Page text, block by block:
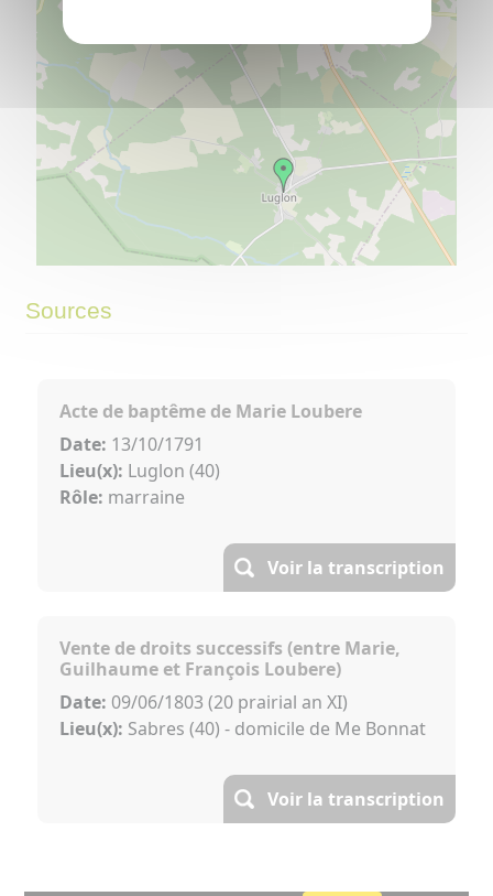
Sources
Acte de baptême de Marie Loubere
Date: 13/10/1791
Lieu(x): Luglon (40)
Rôle: marraine
Voir la transcription
Vente de droits successifs (entre Marie,
Guilhaume et François Loubere)
Date: 09/06/1803 (20 prairial an XI)
Lieu(x): Sabres (40) - domicile de Me Bonnat
Voir la transcription